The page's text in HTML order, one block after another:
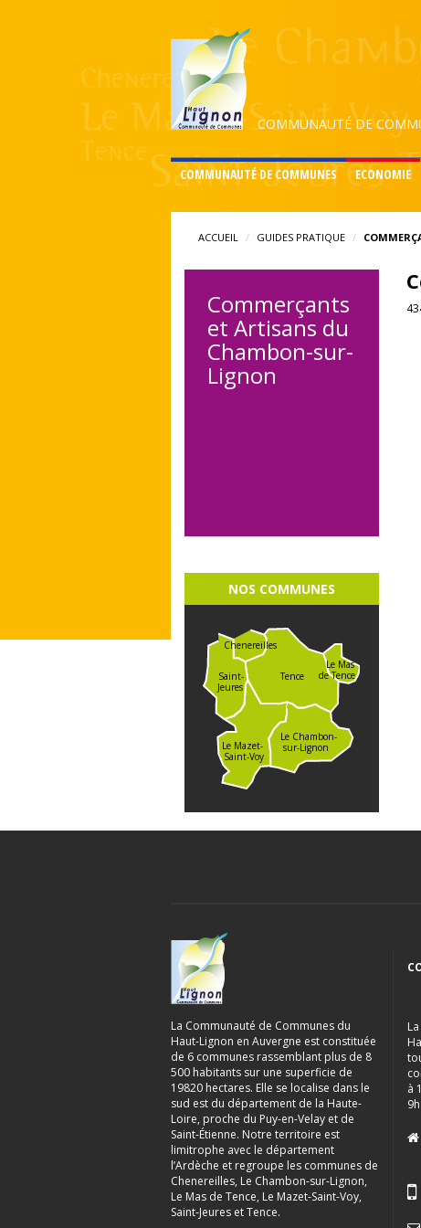
COMMUNAUTÉ DE
COMMUNAUTÉ DE COMMUNES ECONOMIE
ACCUEIL GUIDES PRATIQUE
Commerçants
et Artisans du
Chambon-sur-
Lignon
NOS COMMUNES
Le Chambon-
sur-Lignon
Le Mazet-
Saint-Voy
Tence
Chenereilles
Saint-
Jeures
Le Mas
de Tence
La Communauté de Communes du
Haut-Lignon en Auvergne est constituée
de 6 communes rassemblant plus de 8
500 habitants sur une superficie de
19820 hectares. Elle se localise dans le
sud est du département de la Haute-
Loire, proche du Puy-en-Velay et de
Saint-Étienne. Notre territoire est
limitrophe avec le département
l’Ardèche et regroupe les communes de
Chenereilles, Le Chambon-sur-Lignon,
Le Mas de Tence, Le Mazet-Saint-Voy,
Saint-Jeures et Tence.
à